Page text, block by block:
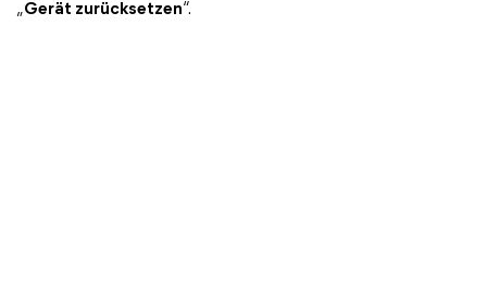
„Gerät zurücksetzen“.